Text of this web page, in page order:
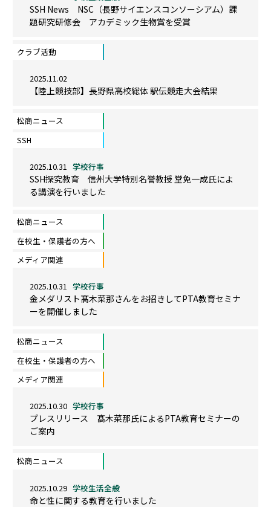
SSH News NSC（長野サイエンスコンソーシアム）課
題研究研修会 アカデミック生物賞を受賞
クラブ活動
2025.11.02
【陸上競技部】長野県高校総体 駅伝競走大会結果
松商ニュース
SSH
2025.10.31 学校行事
SSH探究教育 信州大学特別名誉教授 堂免一成氏によ
る講演を行いました
松商ニュース
在校生・保護者の方へ
メディア関連
2025.10.31 学校行事
金メダリスト髙木菜那さんをお招きしてPTA教育セミナ
ーを開催しました
松商ニュース
在校生・保護者の方へ
メディア関連
2025.10.30 学校行事
プレスリリース 髙木菜那氏によるPTA教育セミナーの
ご案内
松商ニュース
2025.10.29 学校生活全般
命と性に関する教育を行いました